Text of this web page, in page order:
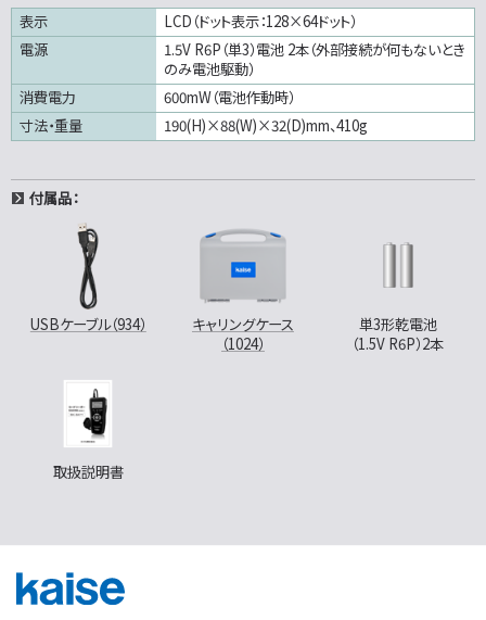
表示
LCD（ドット表示：128×64ドット）
電源
1.5V R6P（単3）電池 2本（外部接続が何もないとき
のみ電池駆動）
消費電力
600mW（電池作動時）
寸法・重量
190(H)×88(W)×32(D)mm、410g
付属品：
USBケーブル（934）
キャリングケース
（1024）
単3形乾電池
（1.5V R6P）2本
取扱説明書